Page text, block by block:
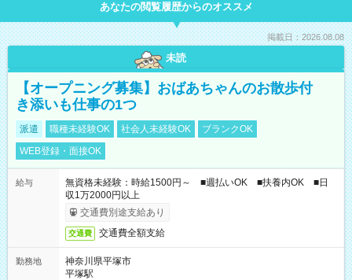
あなたの閲覧履歴からのオススメ
掲載日：2026.08.08
未読
【オープニング募集】おばあちゃんのお散歩付
き添いも仕事の1つ
派遣 職種未経験OK 社会人未経験OK
ブランクOK
WEB登録・面接OK
給与
無資格未経験：時給1500円～ ■週払いOK ■扶養内OK ■日
収1万2000円以上
交通費別途支給あり
交通費 交通費全額支給
勤務地
神奈川県平塚市
平塚駅